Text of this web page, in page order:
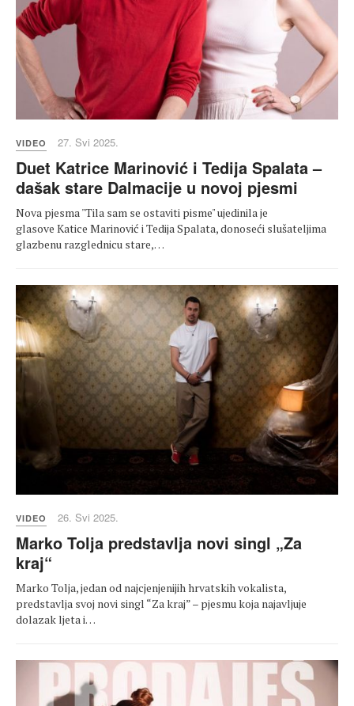
VIDEO 27. Svi 2025.
Duet Katrice Marinović i Tedija Spalata –
dašak stare Dalmacije u novoj pjesmi
Nova pjesma "Tila sam se ostaviti pisme" ujedinila je
glasove Katice Marinović i Tedija Spalata, donoseći slušateljima
glazbenu razglednicu stare,…
VIDEO 26. Svi 2025.
Marko Tolja predstavlja novi singl „Za
kraj“
Marko Tolja, jedan od najcjenjenijih hrvatskih vokalista,
predstavlja svoj novi singl “Za kraj” – pjesmu koja najavljuje
dolazak ljeta i…